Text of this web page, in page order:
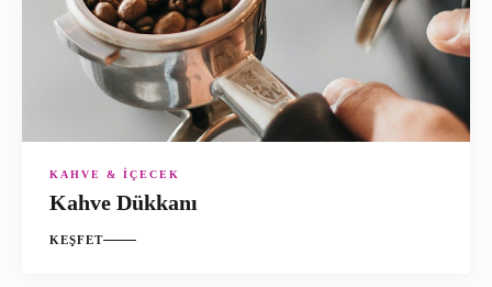
KAHVE & İÇECEK
Kahve Dükkanı
KEŞFET